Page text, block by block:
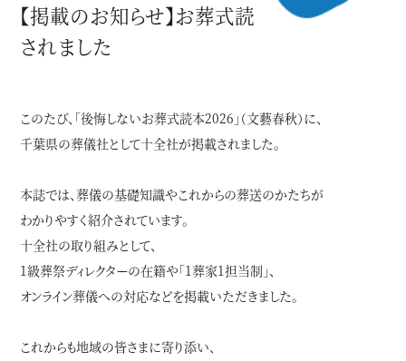
【掲載のお知らせ】お葬式読本2026に掲載
されました
このたび、「後悔しないお葬式読本2026」（文藝春秋）に、
千葉県の葬儀社として十全社が掲載されました。
本誌では、葬儀の基礎知識やこれからの葬送のかたちが
わかりやすく紹介されています。
十全社の取り組みとして、
1級葬祭ディレクターの在籍や「1葬家1担当制」、
オンライン葬儀への対応などを掲載いただきました。
これからも地域の皆さまに寄り添い、